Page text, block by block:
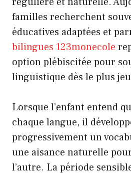
familles recherchent
éducatives adaptées et
bilingues 123monecole
option plébiscitée pour
linguistique dès le plus
Lorsque l’enfant entend
chaque langue, il
progressivement un
une aisance naturelle
l’autre. La période